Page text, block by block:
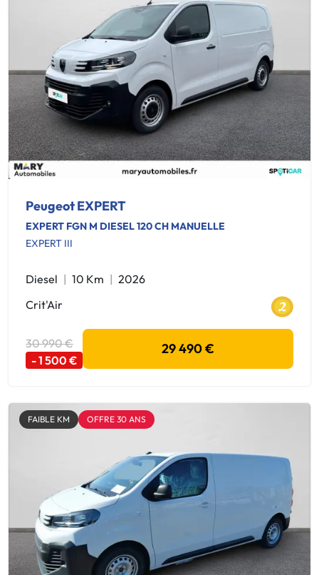
Peugeot EXPERT
EXPERT FGN M DIESEL 120 CH MANUELLE
EXPERT III
Diesel 10 Km
2026
Crit'Air
30 990 €
- 1 500 €
29 490 €
FAIBLE KM OFFRE 30 ANS